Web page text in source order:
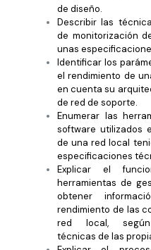
de diseño.
Describir las
de monitorización
unas
Identificar los
el rendimiento de
en cuenta su
de red de soporte.
Enumerar las
software utilizados
de una red local
especificaciones
Explicar el
herramientas de
obtener
rendimiento de las
red local, según
técnicas de las